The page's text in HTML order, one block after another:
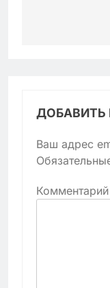
ДОБАВИТЬ
Ваш адрес
Комментарий